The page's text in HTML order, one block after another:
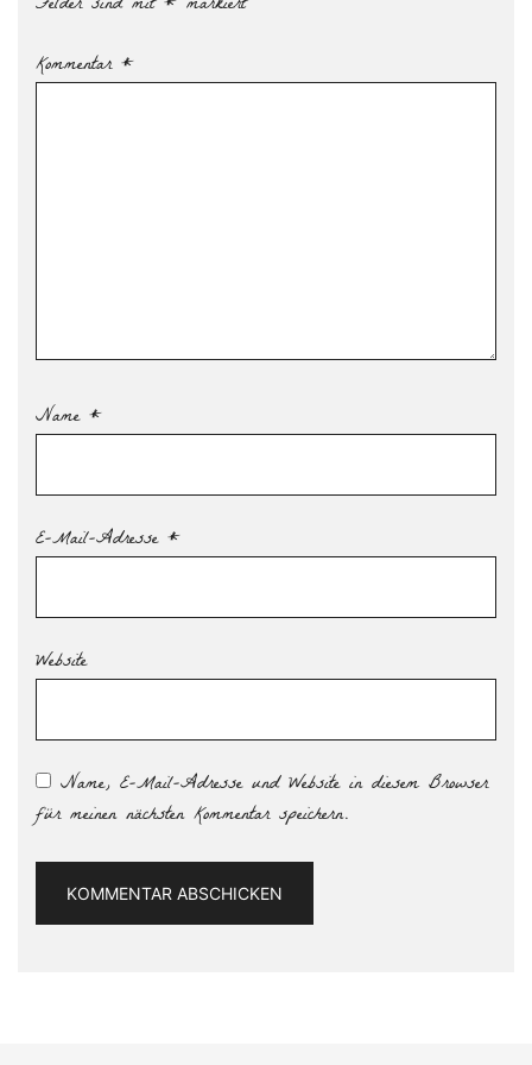
Kommentar *
Name *
E-Mail-Adresse *
Website
Name, E-Mail-Adresse und Website in diesem Browser
für meinen nächsten Kommentar speichern.